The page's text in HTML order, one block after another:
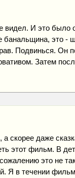
видел. И это было
это -
Подвинься. Он
Затем
скорее даже
этот фильм. В
сожалению это не
Я в течении